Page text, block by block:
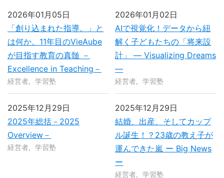
「創り込まれた指導。」と
は何か。11年目のVieAube
が目指す教育の真髄 －
Excellence in Teaching－
2026年01月05日
経営者 学習塾
AIで視覚化！データから紐
解く子どもたちの「将来設
計」 ― Visualizing Dreams
―
2026年01月02日
経営者 学習塾
2025年総括－2025
Overview－
2025年12月29日
経営者 学習塾
結婚、出産、そしてカップ
ル誕生！？23歳の教え子が
運んできた嵐 ー Big News
ー
2025年12月29日
経営者 学習塾